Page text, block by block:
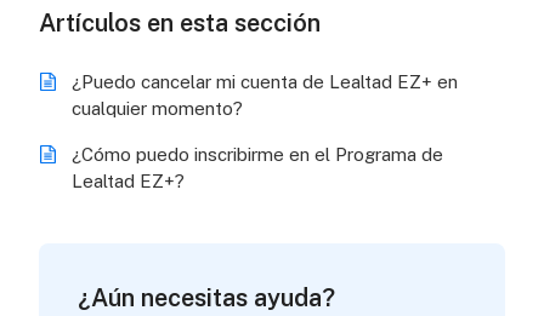
Artículos en esta sección
¿Puedo cancelar mi cuenta de Lealtad EZ+ en
cualquier momento?
¿Cómo puedo inscribirme en el Programa de
Lealtad EZ+?
¿Aún necesitas ayuda?